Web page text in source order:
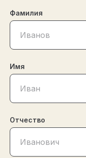
Фамилия
Имя
Отчество